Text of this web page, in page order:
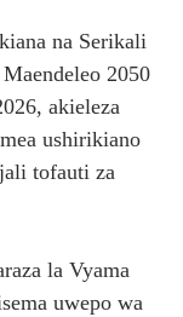
na Serikali
2050
akieleza
ushirikiano
tofauti za
la Vyama
uwepo wa